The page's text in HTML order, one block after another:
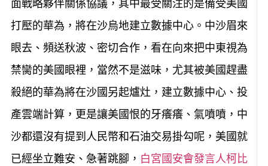
面戰略夥伴關係協議，其中最受關注的是備受美國
打壓的華為，將在沙烏地建立數據中心。中沙眉來
眼去、頻送秋波、密切合作，看在向來把中東視為
禁臠的美國眼裡，當然不是滋味，尤其被美國趕盡
殺絕的華為將在沙國另起爐灶，建立數據中心、投
產雲端計算，更是讓美國恨的牙癢癢、氣噴噴，中
沙都還沒有提到人民幣和石油交易掛勾呢，美國就
已經坐立難安、急著跳腳， 白宮國安會發言人柯比